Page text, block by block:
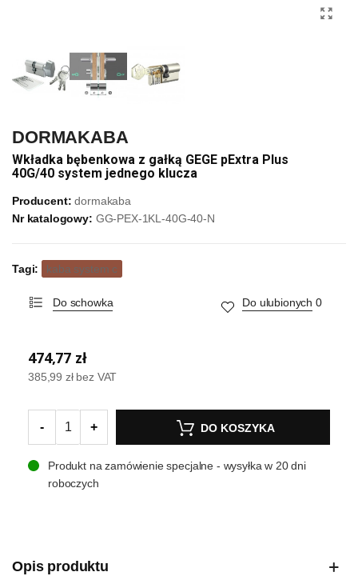
DORMAKABA
Wkładka bębenkowa z gałką GEGE pExtra Plus
40G/40 system jednego klucza
Producent: dormakaba
Nr katalogowy: GG-PEX-1KL-40G-40-N
Tagi: kaba system c
Do schowka Do ulubionych 0
474,77 zł
385,99 zł bez VAT
- + DO KOSZYKA
Produkt na zamówienie specjalne - wysyłka w 20 dni
roboczych
Opis produktu